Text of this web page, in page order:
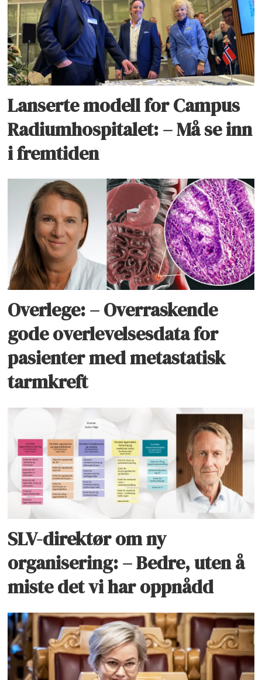
Lanserte modell for Campus
Radiumhospitalet: – Må se inn
i fremtiden
Overlege: – Overraskende
gode overlevelsesdata for
pasienter med metastatisk
tarmkreft
SLV-direktør om ny
organisering: – Bedre, uten å
miste det vi har oppnådd